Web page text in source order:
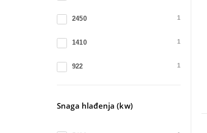
2450 1
1410 1
922 1
Snaga hlađenja (kw)